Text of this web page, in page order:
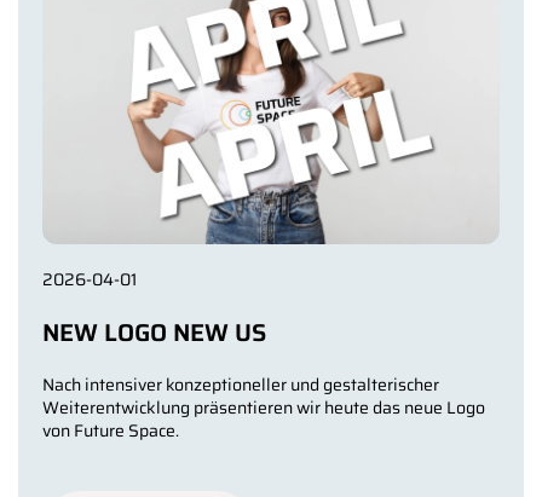
2026-04-01
NEW LOGO NEW US
Nach intensiver konzeptioneller und gestalterischer
Weiterentwicklung präsentieren wir heute das neue Logo
von Future Space.